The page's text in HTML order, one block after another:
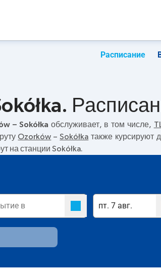
Расписание
– Sokółka обслуживает, в том числе,
Ozorków –Sokółka также курсируют
на станции Sokółka.